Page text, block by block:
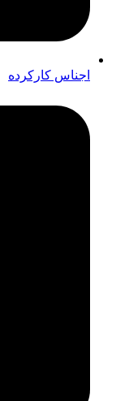
اجناس کارکرده